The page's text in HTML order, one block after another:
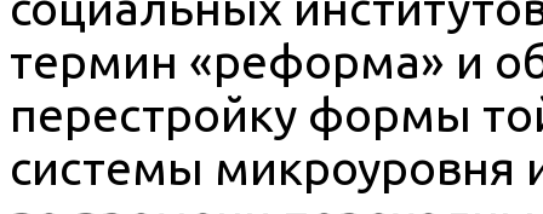
термин «реформа» и
перестройку формы
системы микроуровня